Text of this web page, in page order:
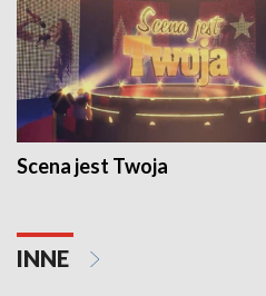
Scena jest Twoja
INNE